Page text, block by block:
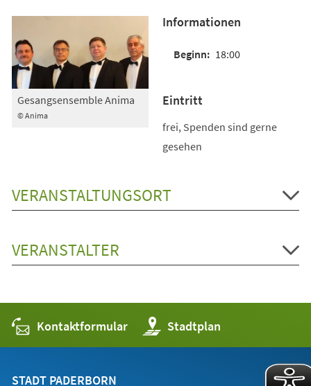
© Anima
Gesangsensemble Anima
Informationen
18:00
Eintritt
frei, Spenden sind gerne
gesehen
VERANSTALTUNGSORT
VERANSTALTER
Kontaktformular Stadtplan
(Öffnet
in
einem
STADT PADERBORN